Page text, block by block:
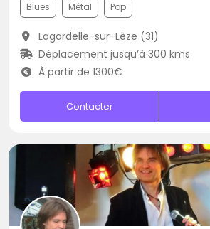
Blues Métal Pop
Lagardelle-sur-Lèze (31)
Déplacement jusqu’à 300 kms
À partir de 1300€
Contacter